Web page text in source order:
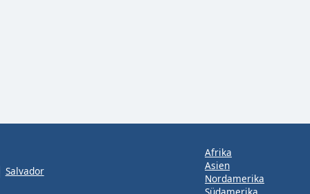
Salvador
Afrika
Asien
Nordamerika
Südamerika